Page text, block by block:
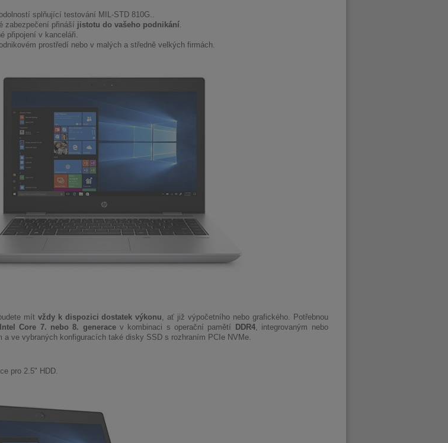
splňující testování MIL-STD 810G..
zabezpečení přináší jistotu do vašeho podnikání.
připojení v kanceláři.
prostředí nebo v malých a středně velkých firmách.
mít vždy k dispozici dostatek výkonu, ať již výpočetního nebo grafického. Potřebnou
Intel Core 7. nebo 8. generacev kombinaci s operační pamětí DDR4, integrovaným nebo
a ve vybraných konfiguracích také disky SSD s rozhraním PCIe NVMe.
pro 2.5" HDD.